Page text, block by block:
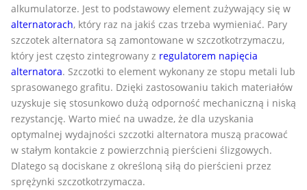
alkumulatorze. Jest to podstawowy element zużywający się w
alternatorach, który raz na jakiś czas trzeba wymieniać. Pary
szczotek alternatora są zamontowane w szczotkotrzymaczu,
który jest często zintegrowany z regulatorem napięcia
alternatora. Szczotki to element wykonany ze stopu metali lub
sprasowanego grafitu. Dzięki zastosowaniu takich materiałów
uzyskuje się stosunkowo dużą odporność mechaniczną i niską
rezystancję. Warto mieć na uwadze, że dla uzyskania
optymalnej wydajności szczotki alternatora muszą pracować
w stałym kontakcie z powierzchnią pierścieni ślizgowych.
Dlatego są dociskane z określoną siłą do pierścieni przez
sprężynki szczotkotrzymacza.